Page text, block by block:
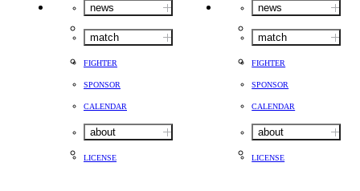
news
match
FIGHTER
SPONSOR
CALENDAR
about
LICENSE
news
match
FIGHTER
SPONSOR
CALENDAR
about
LICENSE